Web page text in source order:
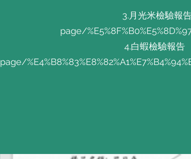
3.月光米檢驗報
page/
4.白蝦檢驗報告
page/